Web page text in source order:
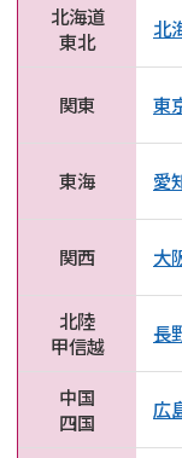
北海道
東北
北
関東 東
東海 愛
関西 大
北陸
甲信越
長
中国
四国
広